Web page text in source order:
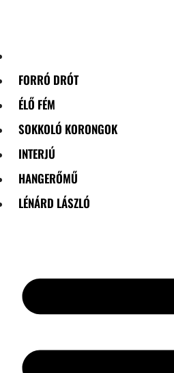
FORRÓ DRÓT
ÉLŐ FÉM
SOKKOLÓ KORONGOK
INTERJÚ
HANGERŐMŰ
LÉNÁRD LÁSZLÓ